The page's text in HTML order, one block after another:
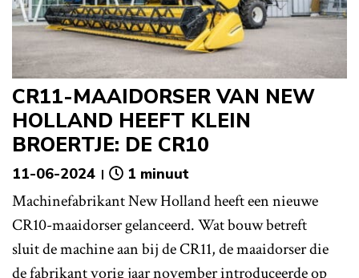
CR11-MAAIDORSER VAN NEW
HOLLAND HEEFT KLEIN
BROERTJE: DE CR10
11-06-2024 1 minuut
Machinefabrikant New Holland heeft een nieuwe
CR10-maaidorser gelanceerd. Wat bouw betreft
sluit de machine aan bij de CR11, de maaidorser die
de fabrikant vorig jaar november introduceerde op